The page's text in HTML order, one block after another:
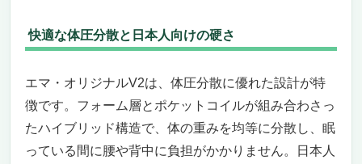
快適な体圧分散と日本人向けの硬さ
エマ・オリジナルV2は、体圧分散に優れた設計が特
徴です。フォーム層とポケットコイルが組み合わさっ
たハイブリッド構造で、体の重みを均等に分散し、眠
っている間に腰や背中に負担がかかりません。日本人